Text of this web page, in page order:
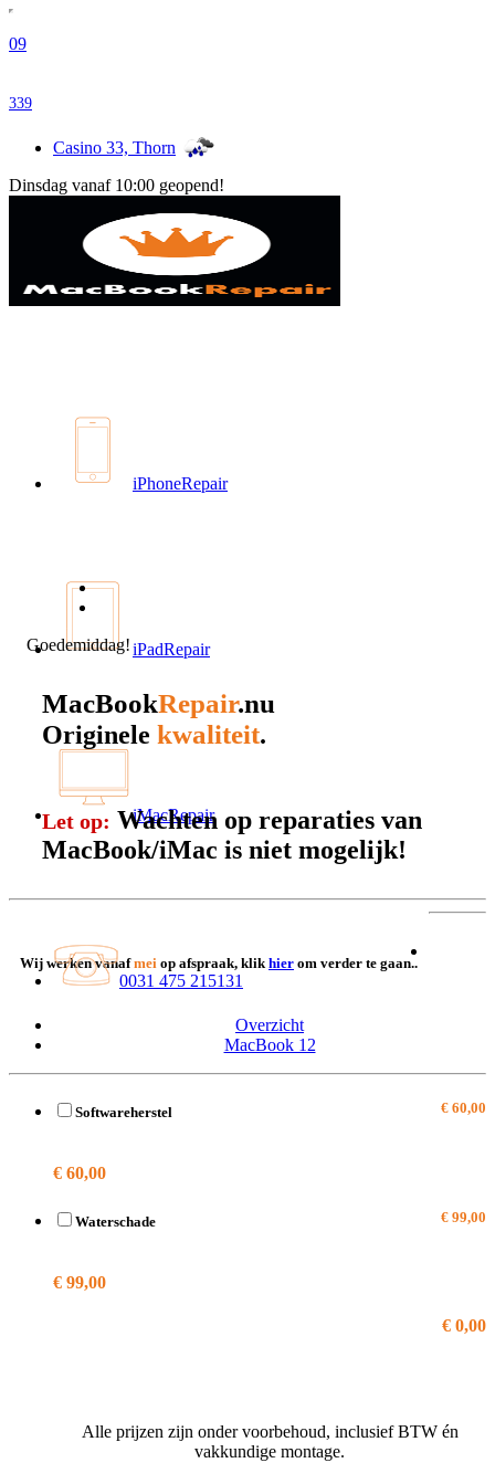
09
339
Casino 33, Thorn
Dinsdag vanaf 10:00 geopend!
iPhoneRepair
iPadRepair
iMacRepair
0031 475 215131
Goedemiddag!
MacBookRepair.nu
Originele kwaliteit.
Let op: Wachten op reparaties van
MacBook/iMac is niet mogelijk!
Wij werken vanafmei op afspraak, klik hier om verder te gaan..
Overzicht
MacBook 12
Softwareherstel € 60,00
€ 60,00
Waterschade € 99,00
€ 99,00
€ 0,00
Alle prijzen zijn onder voorbehoud, inclusief BTW én
vakkundige montage.